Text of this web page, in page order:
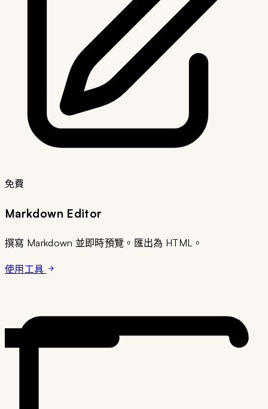
免費
Markdown Editor
撰寫 Markdown 並即時預覽。匯出為 HTML。
使用工具